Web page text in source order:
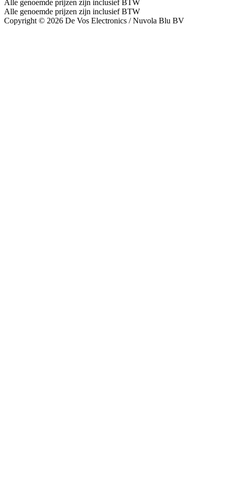
Alle genoemde prijzen zijn inclusief BTW
Alle genoemde prijzen zijn inclusief BTW
Copyright © 2026 De Vos Electronics / Nuvola Blu BV